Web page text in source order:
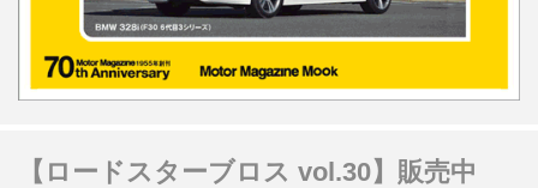
【ロードスターブロス vol.30】販売中